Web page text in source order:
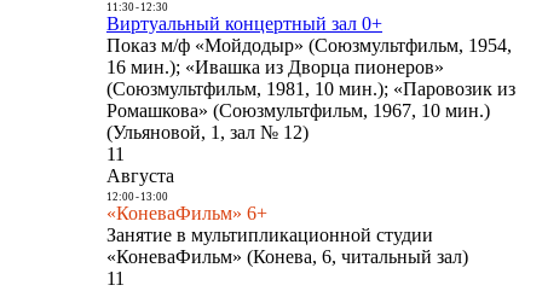
11:30- 12:30
Виртуальный концертный зал 0+
Показ м/ф «Мойдодыр» (Союзмультфильм, 1954,
16 мин.); «Ивашка из Дворца пионеров»
(Союзмультфильм, 1981, 10 мин.); «Паровозик из
Ромашкова» (Союзмультфильм, 1967, 10 мин.)
(Ульяновой, 1, зал № 12)
11
Августа
12:00- 13:00
«КоневаФильм» 6+
Занятие в мультипликационной студии
«КоневаФильм» (Конева, 6, читальный зал)
11